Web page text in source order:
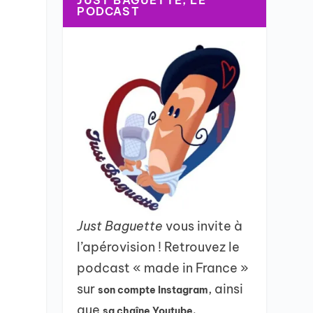
PODCAST
Just Baguettevous invite à
l’apérovision ! Retrouvez le
podcast « made in France »
surson compte Instagram, ainsi